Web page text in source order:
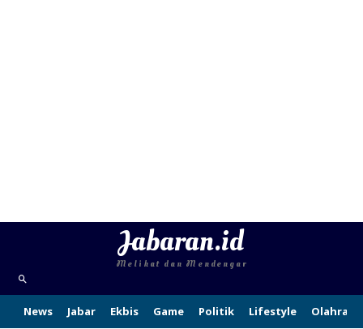
Jabaran.id
Melihat dan Mendengar
News Jabar Ekbis Game Politik Lifestyle Olahraga